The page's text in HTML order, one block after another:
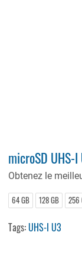
microSD UHS-
Obtenez le
64 GB 128 GB 256
Tags:UHS-I U3